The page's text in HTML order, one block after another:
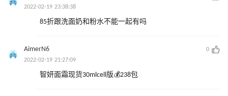
2022-02-19 23:38:38
85折跟洗面奶和粉水不能一起有吗
AimerN6
0
2022-02-19 21:27:09
智妍面霜现货30mlcell版💰238包